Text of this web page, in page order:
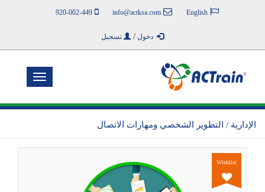
English
info@actksa.com
920-002-449
دخول / تسجيل
Toggle
الإدارية / التطوير الشخصي ومهارات الاتصال
Wishlist